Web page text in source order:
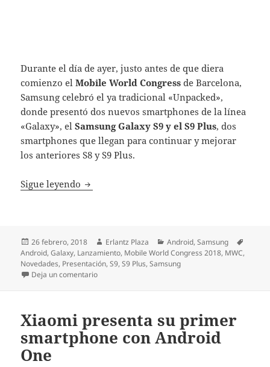
Durante el día de ayer, justo antes de que diera
comienzo elMobile World Congress de Barcelona,
Samsung celebró el ya tradicional «Unpacked»,
donde presentó dos nuevos smartphones de la línea
«Galaxy», elSamsung Galaxy S9 y el S9 Plus, dos
smartphones que llegan para continuar y mejorar
los anteriores S8 y S9 Plus.
Sigue leyendo Samsung presenta dos nuevos
Publicado
el
26 febrero, 2018 Autor
Erlantz Plaza Categorías
Android,Samsung
Android,Galaxy, Lanzamiento, Mobile World Congress 2018, MWC,
Novedades, Presentación,S9,S9 Plus,Samsung
Deja un comentarioen Samsung presenta dos nuevos smartphones:
Xiaomi presenta su primer
smartphone con Android
One